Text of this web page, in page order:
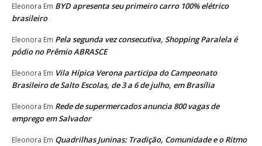
Eleonora Em BYD apresenta seu primeiro carro 100% elétrico
brasileiro
Eleonora Em Pela segunda vez consecutiva, Shopping Paralela é
pódio no Prêmio ABRASCE
Eleonora Em Vila Hípica Verona participa do Campeonato
Brasileiro de Salto Escolas, de 3 a 6 de julho, em Brasília
Eleonora Em Rede de supermercados anuncia 800 vagas de
emprego em Salvador
Eleonora Em Quadrilhas Juninas: Tradição, Comunidade e o Ritmo